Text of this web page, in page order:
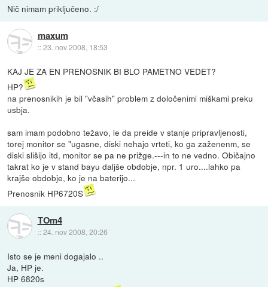
Nič nimam priključeno. :/
maxum
::23. nov 2008, 18:53
KAJ JE ZA EN PRENOSNIK BI BLO PAMETNO VEDET?
HP?
na prenosnikih je bil "včasih" problem z določenimi miškami preku
usbja.
sam imam podobno težavo, le da preide v stanje pripravljenosti,
torej monitor se "ugasne, diski nehajo vrteti, ko ga zaženenm, se
diski slišijo itd, monitor se pa ne prižge.---in to ne vedno. Običajno
takrat ko je v stand bayu daljše obdobje, npr. 1 uro....lahko pa
krajše obdobje, ko je na baterijo...
Prenosnik HP6720S
TOm4
::24. nov 2008, 20:26
Isto se je meni dogajalo ..
Ja, HP je.
HP 6820s